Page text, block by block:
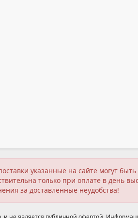
указанные на сайте могут
только при оплате в день
за доставленные неудобства!